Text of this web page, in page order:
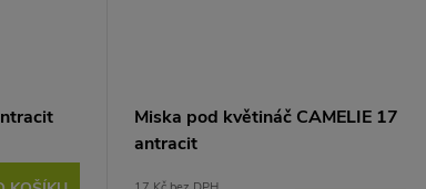
Miska pod květináč CAMELIE 17
antracit